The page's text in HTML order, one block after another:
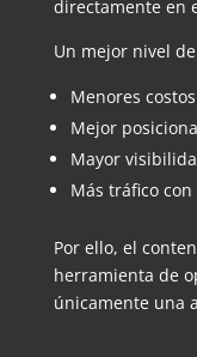
directamente en
Un mejor nivel
Menores
Mejor
Mayor
Más tráfico
Por ello, el
herramienta de
únicamente una